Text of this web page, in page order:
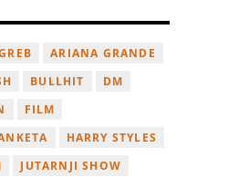
ARIANA GRANDE
BULLHIT
DM
FILM
HARRY STYLES
JUTARNJI SHOW